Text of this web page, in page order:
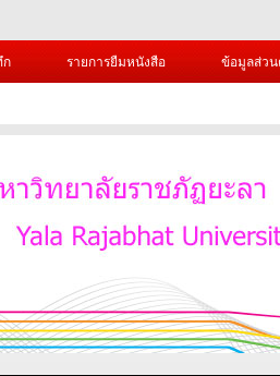
ก รายการยืมหนังสือ ข้อมูลส่ว